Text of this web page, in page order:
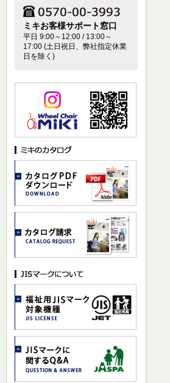
ミキお客様サポート窓口
平日 9:00～12:00 / 13:00～
17:00 (土日祝日、弊社指定休業
日を除く)